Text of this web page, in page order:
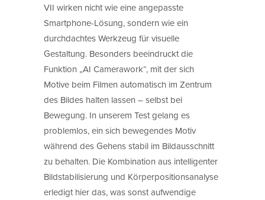
VII wirken nicht wie eine angepasste
Smartphone-Lösung, sondern wie ein
durchdachtes Werkzeug für visuelle
Gestaltung. Besonders beeindruckt die
Funktion „AI Camerawork“, mit der sich
Motive beim Filmen automatisch im Zentrum
des Bildes halten lassen – selbst bei
Bewegung. In unserem Test gelang es
problemlos, ein sich bewegendes Motiv
während des Gehens stabil im Bildausschnitt
zu behalten. Die Kombination aus intelligenter
Bildstabilisierung und Körperpositionsanalyse
erledigt hier das, was sonst aufwendige